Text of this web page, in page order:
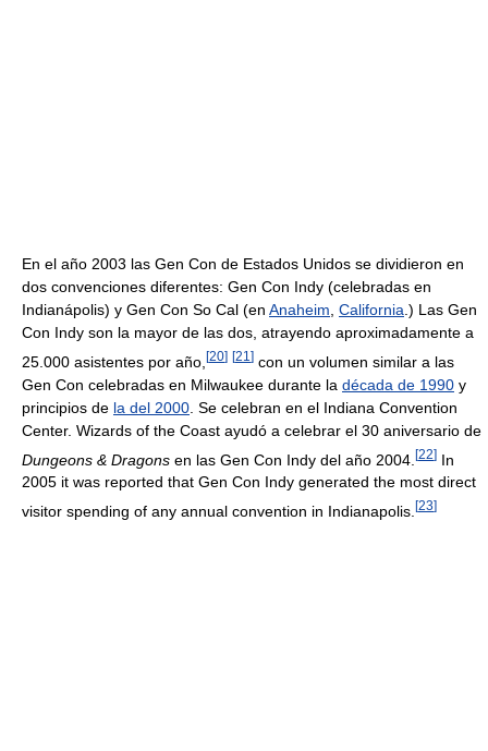
En el año 2003 las Gen Con de Estados Unidos se dividieron en
dos convenciones diferentes: Gen Con Indy (celebradas en
Indianápolis) y Gen Con So Cal (en Anaheim California .) Las Gen
Con Indy son la mayor de las dos, atrayendo aproximadamente a
25.000 asistentes por año, [20] [21 ] con un volumen similar a las
Gen Con celebradas en Milwaukee durante la década de 1990 y
principios de la del 2000 . Se celebran en el Indiana Convention
Center. Wizards of the Coast ayudó a celebrar el 30 aniversario de
Dungeons & Dragons en las Gen Con Indy del año 2004. [22] In
2005 it was reported that Gen Con Indy generated the most direct
visitor spending of any annual convention in Indianapolis. [23]